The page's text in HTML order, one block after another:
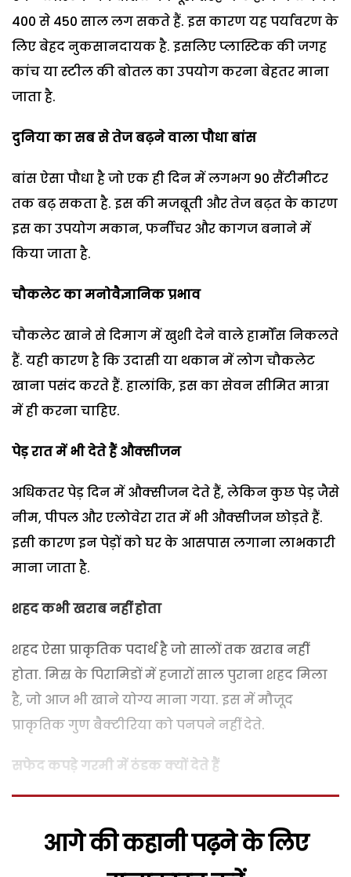
400 से 450 साल लग सकते हैं. इस कारण यह पर्यावरण के
लिए बेहद नुकसानदायक है. इसलिए प्लास्टिक की जगह
कांच या स्टील की बोतल का उपयोग करना बेहतर माना
जाता है.
दुनिया का सब से तेज बढ़ने वाला पौधा बांस
बांस ऐसा पौधा है जो एक ही दिन में लगभग 90 सैंटीमीटर
तक बढ़ सकता है. इस की मजबूती और तेज बढ़त के कारण
इस का उपयोग मकान, फर्नीचर और कागज बनाने में
किया जाता है.
चौकलेट का मनोवैज्ञानिक प्रभाव
चौकलेट खाने से दिमाग में खुशी देने वाले हार्मोंस निकलते
हैं. यही कारण है कि उदासी या थकान में लोग चौकलेट
खाना पसंद करते हैं. हालांकि, इस का सेवन सीमित मात्रा
में ही करना चाहिए.
पेड़ रात में भी देते हैं औक्सीजन
अधिकतर पेड़ दिन में औक्सीजन देते हैं, लेकिन कुछ पेड़ जैसे
नीम, पीपल और एलोवेरा रात में भी औक्सीजन छोड़ते हैं.
इसी कारण इन पेड़ों को घर के आसपास लगाना लाभकारी
माना जाता है.
शहद कभी खराब नहीं होता
शहद ऐसा प्राकृतिक पदार्थ है जो सालों तक खराब नहीं
होता. मिस्र के पिरामिडों में हजारों साल पुराना शहद मिला
है, जो आज भी खाने योग्य माना गया. इस में मौजूद
प्राकृतिक गुण बैक्टीरिया को पनपने नहीं देते.
सफेद कपड़े गरमी में ठंडक क्यों देते हैं
आगे की कहानी पढ़ने के लिए